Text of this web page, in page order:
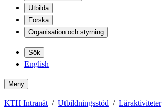
Utbilda
Forska
Organisation och styrning
Sök
English
Meny
KTH Intranät Utbildningsstöd Läraktiviteter